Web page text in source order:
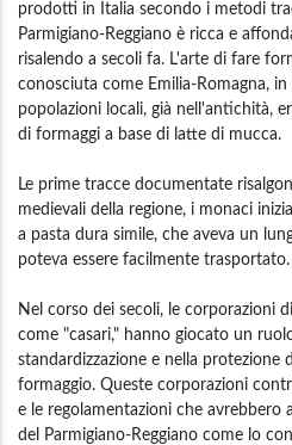
prodotti in Italia secondo i metodi
Parmigiano-Reggiano è ricca e
risalendo a secoli fa. L'arte di fare
conosciuta come Emilia-Romagna,
popolazioni locali, già nell'antichità,
di formaggi a base di latte di mucca.
Le prime tracce documentate
medievali della regione, i monaci
a pasta dura simile, che aveva un
poteva essere facilmente trasportato.
Nel corso dei secoli, le corporazioni
come "casari," hanno giocato un
standardizzazione e nella protezione
formaggio. Queste corporazioni
e le regolamentazioni che avrebbero
del Parmigiano-Reggiano come lo